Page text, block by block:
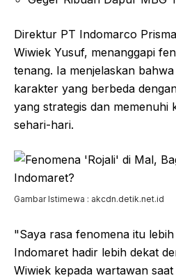
Direktur PT Indomarco
Wiwiek Yusuf, menanggapi
tenang. Ia menjelaskan
karakter yang berbeda
yang strategis dan memenuhi
sehari-hari.
Gambar Istimewa : akcdn.detik.net.id
"Saya rasa fenomena itu lebih
Indomaret hadir lebih dekat
Wiwiek kepada wartawan